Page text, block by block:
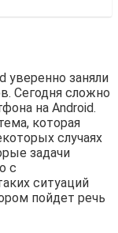
уверенно заняли
Сегодня сложно
на Android.
которая
случаях
задачи
с
ситуаций
пойдет речь